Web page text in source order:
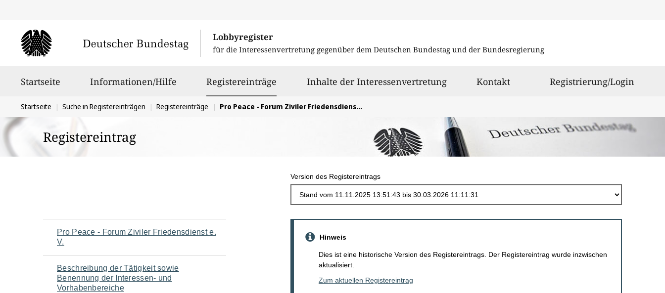
Lobbyregister
für die Interessenvertretung gegenüber dem Deutschen Bundestag und der Bundesregierung
Startseite Informationen/Hilfe Registereinträge ausgewähltInhalte der Interessenvertretung Kontakt Registrierung/Login
Sie
befinden
sich
hier:
Startseite Suche in Registereinträgen Registereinträge Pro Peace - Forum Ziviler Friedensdienst e. V.
Registereintrag
Version des Registereintrags
Navigation
für
den
Pro Peace - Forum Ziviler Friedensdienst e.
V.
Beschreibung der Tätigkeit sowie
Benennung der Interessen- und
Vorhabenbereiche
Hinweis
Dies ist eine historische Version des Registereintrags. Der Registereintrag wurde inzwischen
aktualisiert.
Zum aktuellen Registereintrag